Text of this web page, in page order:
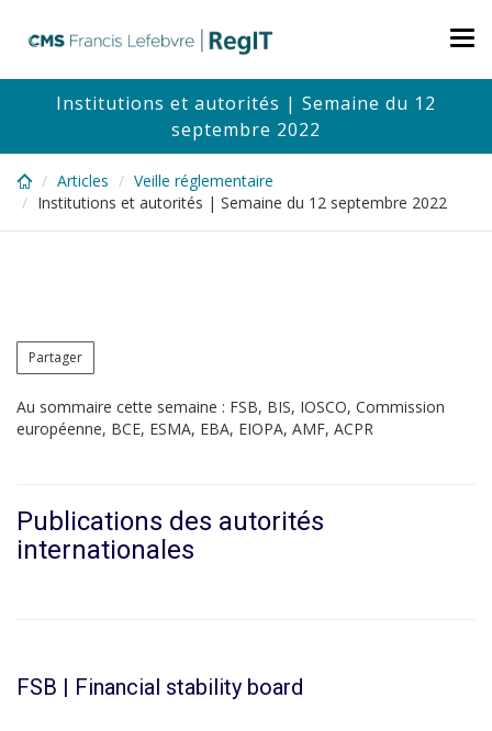
content
Institutions et autorités | Semaine du 12
septembre 2022
Articles
Veille réglementaire
Institutions et autorités | Semaine du 12 septembre 2022
Partager
Au sommaire cette semaine : FSB, BIS, IOSCO, Commission
européenne, BCE, ESMA, EBA, EIOPA, AMF, ACPR
Publications des autorités
internationales
FSB | Financial stability board